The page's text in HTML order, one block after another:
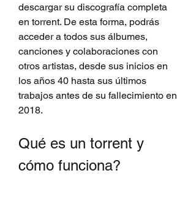
descargar su discografía completa
en torrent. De esta forma, podrás
acceder a todos sus álbumes,
canciones y colaboraciones con
otros artistas, desde sus inicios en
los años 40 hasta sus últimos
trabajos antes de su fallecimiento en
2018.
Qué es un torrent y
cómo funciona?